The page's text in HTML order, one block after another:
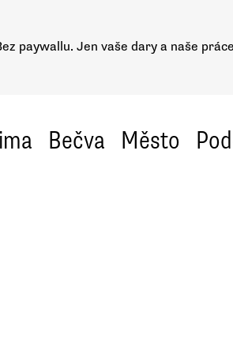
paywallu. Jen vaše dary a naše práce
Bečva Město